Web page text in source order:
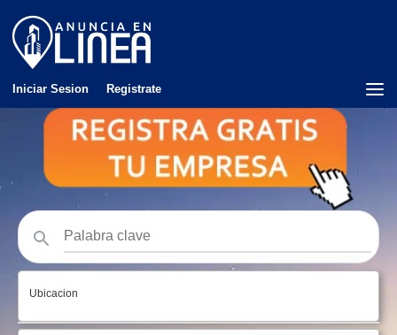
Iniciar Sesion Registrate
Ubicacion